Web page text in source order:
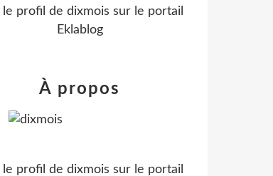
le profil de dixmois sur le portail
Eklablog
À propos
le profil de dixmois sur le portail